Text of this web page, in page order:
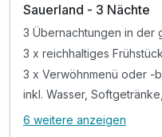
Sauerland - 3 Nächte
3 Übernachtungen in der
3 x reichhaltiges
3 x Verwöhnmenü oder -
inkl. Wasser,
Alle Inklusivleistungen
6 weitere anzeigen